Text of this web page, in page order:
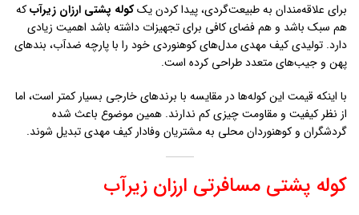
برای علاقه‌مندان به طبیعت‌گردی، پیدا کردن یککوله پشتی ارزان زيرآبکه
هم سبک باشد و هم فضای کافی برای تجهیزات داشته باشد اهمیت زیادی
دارد. تولیدی کیف مهدی مدل‌های کوهنوردی خود را با پارچه ضدآب، بندهای
پهن و جیب‌های متعدد طراحی کرده است.
با اینکه قیمت این کوله‌ها در مقایسه با برندهای خارجی بسیار کمتر است، اما
از نظر کیفیت و مقاومت چیزی کم ندارند. همین موضوع باعث شده
گردشگران و کوهنوردان محلی به مشتریان وفادار کیف مهدی تبدیل شوند.
کوله پشتی مسافرتی ارزان زيرآب